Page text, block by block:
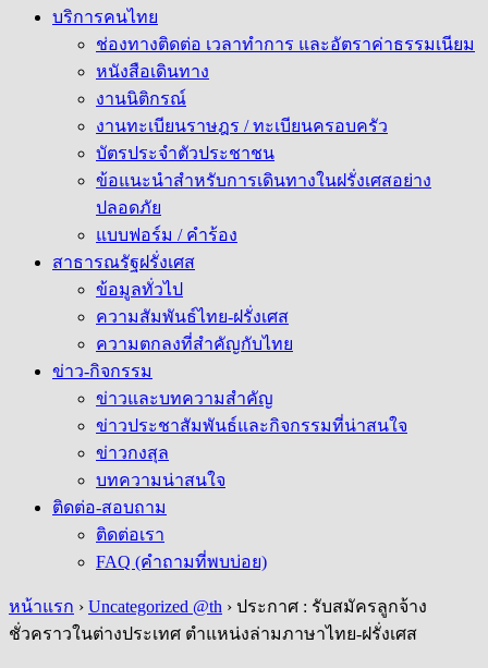
บริการคนไทย
ช่องทางติดต่อ เวลาทำการ และอัตราค่าธรรมเนียม
หนังสือเดินทาง
งานนิติกรณ์
งานทะเบียนราษฎร / ทะเบียนครอบครัว
บัตรประจำตัวประชาชน
ข้อแนะนำสำหรับการเดินทางในฝรั่งเศสอย่าง
ปลอดภัย
แบบฟอร์ม / คำร้อง
สาธารณรัฐฝรั่งเศส
ข้อมูลทั่วไป
ความสัมพันธ์ไทย-ฝรั่งเศส
ความตกลงที่สำคัญกับไทย
ข่าว-กิจกรรม
ข่าวและบทความสำคัญ
ข่าวประชาสัมพันธ์และกิจกรรมที่น่าสนใจ
ข่าวกงสุล
บทความน่าสนใจ
ติดต่อ-สอบถาม
ติดต่อเรา
FAQ (คำถามที่พบบ่อย)
หน้าแรก › Uncategorized @th › ประกาศ : รับสมัครลูกจ้าง
ชั่วคราวในต่างประเทศ ตำแหน่งล่ามภาษาไทย-ฝรั่งเศส